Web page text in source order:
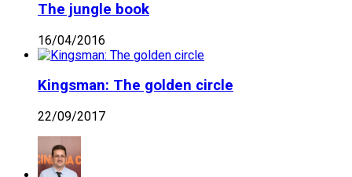
The jungle book
16/04/2016
Kingsman: The golden circle
22/09/2017